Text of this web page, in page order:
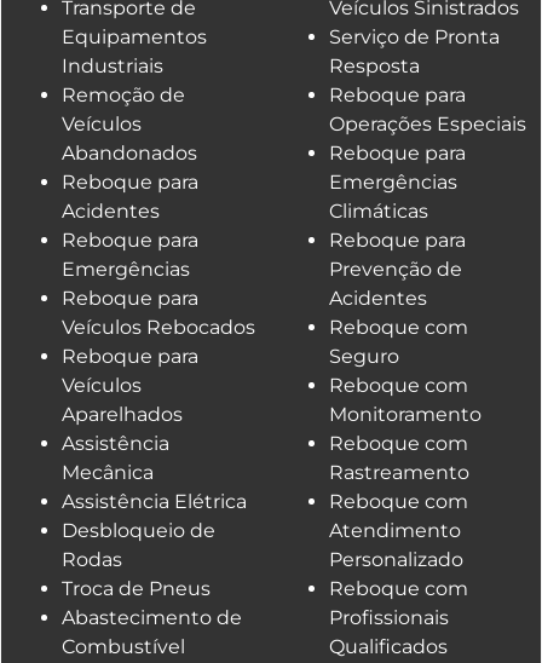
Transporte de
Equipamentos
Industriais
Remoção de
Veículos
Abandonados
Reboque para
Acidentes
Reboque para
Emergências
Reboque para
Veículos Rebocados
Reboque para
Veículos
Aparelhados
Assistência
Mecânica
Assistência Elétrica
Desbloqueio de
Rodas
Troca de Pneus
Abastecimento de
Combustível
Veículos Sinistrados
Serviço de Pronta
Resposta
Reboque para
Operações Especiais
Reboque para
Emergências
Climáticas
Reboque para
Prevenção de
Acidentes
Reboque com
Seguro
Reboque com
Monitoramento
Reboque com
Rastreamento
Reboque com
Atendimento
Personalizado
Reboque com
Profissionais
Qualificados